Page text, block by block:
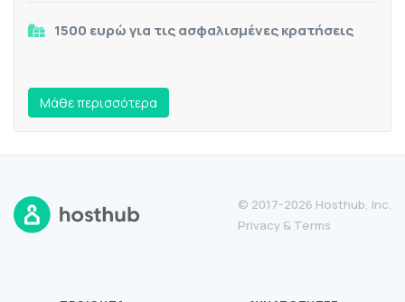
1500 ευρώ για τις ασφαλισμένες κρατήσεις
Mάθε περισσότερα
© 2017-2026 Hosthub, Inc.
Privacy & Terms